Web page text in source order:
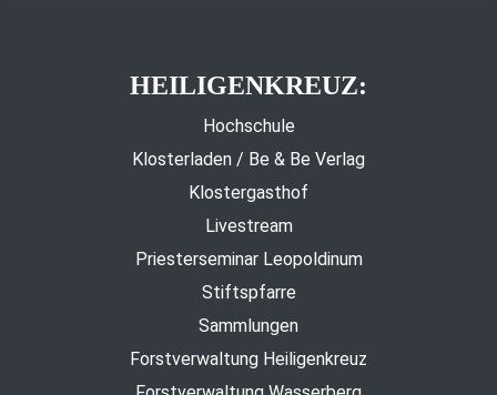
HEILIGENKREUZ:
Hochschule
Klosterladen / Be & Be Verlag
Klostergasthof
Livestream
Priesterseminar Leopoldinum
Stiftspfarre
Sammlungen
Forstverwaltung Heiligenkreuz